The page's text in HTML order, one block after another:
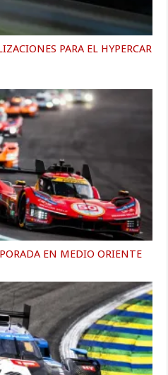
PARA EL HYPERCAR
EN MEDIO ORIENTE